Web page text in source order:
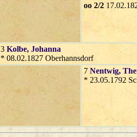
oo 2/2
3 Kolbe, Johanna
* 08.02.1827 Oberhannsdorf
7 Nentwig,
* 23.05.1792